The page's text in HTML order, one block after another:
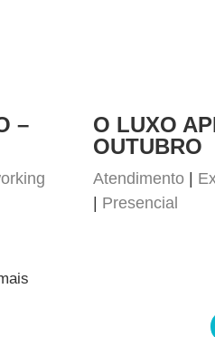
–
O LUXO
OUTUBRO
Atendimento
Presencial